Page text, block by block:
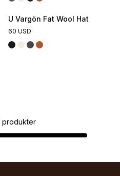
U Vargön Fat Wool Hat
60 USD
produkter